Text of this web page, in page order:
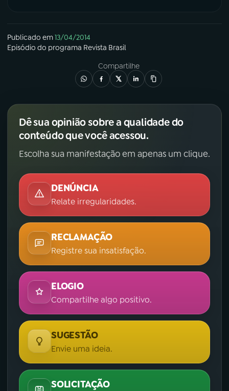
Publicado em13/04/2014
Episódio do programa Revista Brasil
Compartilhe
Dê sua opinião sobre a qualidade do
conteúdo que você acessou.
Escolha sua manifestação em apenas um clique.
DENÚNCIA
Relate irregularidades.
RECLAMAÇÃO
Registre sua insatisfação.
ELOGIO
Compartilhe algo positivo.
SUGESTÃO
Envie uma ideia.
SOLICITAÇÃO